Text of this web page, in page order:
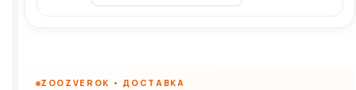
ZOOZVEROK • ДОСТАВКА